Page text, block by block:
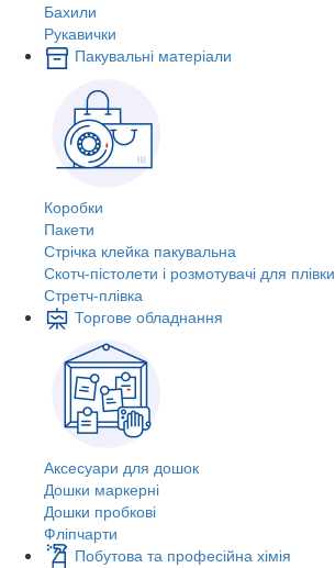
Бахили
Рукавички
Пакувальні матеріали
Коробки
Пакети
Стрічка клейка пакувальна
Скотч-пістолети і розмотувачі для плівки
Стретч-плівка
Торгове обладнання
Аксесуари для дошок
Дошки маркерні
Дошки пробкові
Фліпчарти
Побутова та професійна хімія